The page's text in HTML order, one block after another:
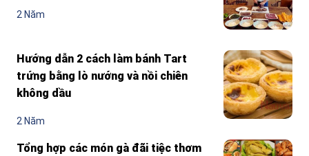
2 Năm
Hướng dẫn 2 cách làm bánh Tart
trứng bằng lò nướng và nồi chiên
không dầu
2 Năm
Tổng hợp các món gà đãi tiệc thơm